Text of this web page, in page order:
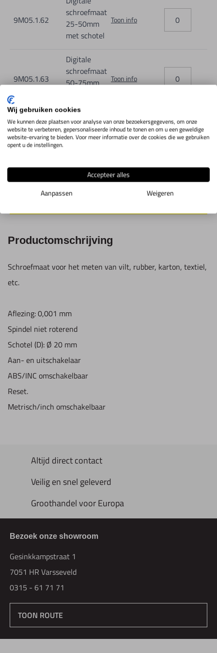
9M05.1.62
schroefmaat
25-50mm
met schotel
Toon info
9M05.1.63
Digitale
schroefmaat
50-75mm
Toon info
9M05.1.64
Digitale
schroefmaat75-
100mm met
Toon info
Productomschrijving
Schroefmaat voor het meten van vilt, rubber, karton, textiel,
etc.
Aflezing: 0,001 mm
Spindel niet roterend
Schotel (D): Ø 20 mm
Aan- en uitschakelaar
ABS/INC omschakelbaar
Reset.
Metrisch/inch omschakelbaar
Altijd direct contact
Veilig en snel geleverd
Groothandel voor Europa
Bezoek onze showroom
Gesinkkampstraat 1
7051 HR Varsseveld
0315 - 61 71 71
TOON ROUTE
Wij gebruiken cookies
We kunnen deze plaatsen voor analyse van onze bezoekersgegevens, om onze
website te verbeteren, gepersonaliseerde inhoud te tonen en om u een geweldige
website-ervaring te bieden. Voor meer informatie over de cookies die we gebruiken
opent u de instellingen.
Accepteer alles
Aanpassen
Weigeren